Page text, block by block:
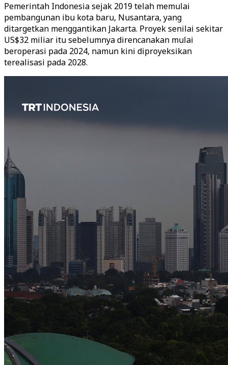
Pemerintah Indonesia sejak 2019 telah memulai
pembangunan ibu kota baru, Nusantara, yang
ditargetkan menggantikan Jakarta. Proyek senilai sekitar
US$32 miliar itu sebelumnya direncanakan mulai
beroperasi pada 2024, namun kini diproyeksikan
terealisasi pada 2028.